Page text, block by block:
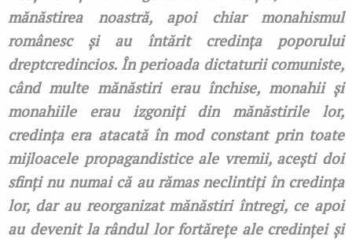
mănăstirea noastră, apoi chiar monahismul
românesc și au întărit credința poporului
dreptcredincios. În perioada dictaturii comuniste,
când multe mănăstiri erau închise, monahii și
monahiile erau izgoniți din mănăstirile lor,
credința era atacată în mod constant prin toate
mijloacele propagandistice ale vremii, acești doi
sfinți nu numai că au rămas neclintiți în credința
lor, dar au reorganizat mănăstiri întregi, ce apoi
au devenit la rândul lor fortărețe ale credinței și